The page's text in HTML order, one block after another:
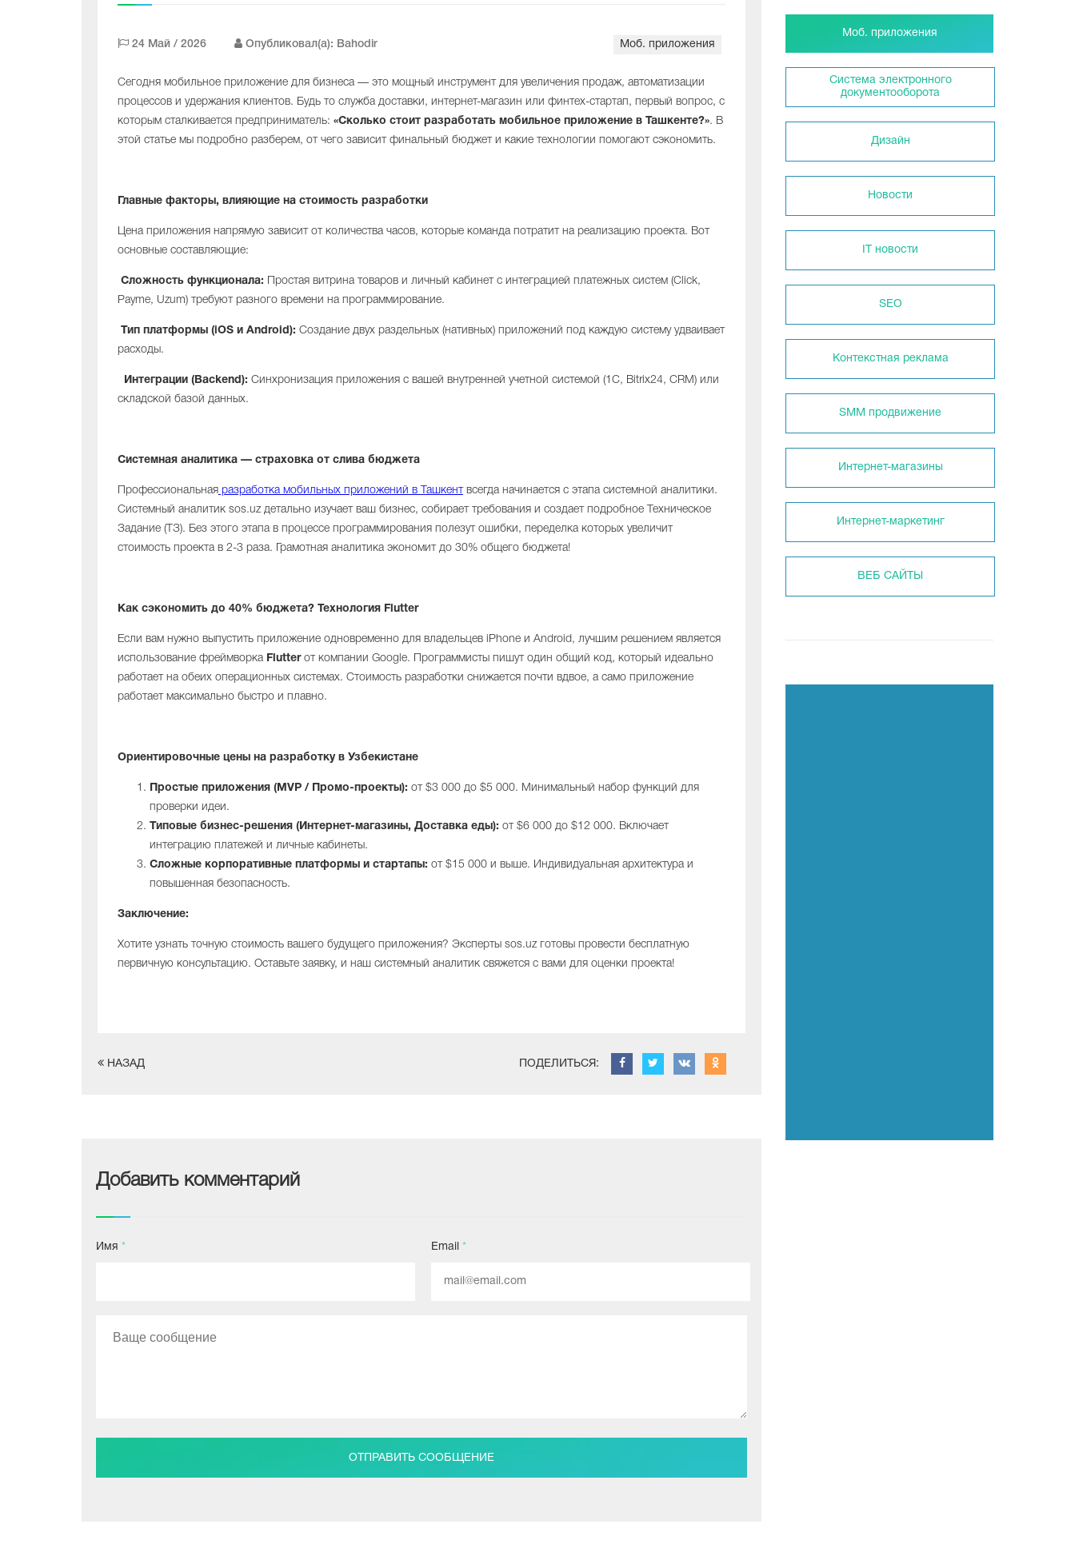
24 Май / 2026 Опубликовал(а): Bahodir Моб. приложения
Сегодня мобильное приложение для бизнеса — это мощный инструмент для увеличения продаж, автоматизации
процессов и удержания клиентов. Будь то служба доставки, интернет-магазин или финтех-стартап, первый вопрос, с
которым сталкивается предприниматель: «Сколько стоит разработать мобильное приложение в Ташкенте?». В
этой статье мы подробно разберем, от чего зависит финальный бюджет и какие технологии помогают сэкономить.
Главные факторы, влияющие на стоимость разработки
Цена приложения напрямую зависит от количества часов, которые команда потратит на реализацию проекта. Вот
основные составляющие:
Сложность функционала: Простая витрина товаров и личный кабинет с интеграцией платежных систем (Click,
Payme, Uzum) требуют разного времени на программирование.
Тип платформы (iOS и Android): Создание двух раздельных (нативных) приложений под каждую систему удваивает
расходы.
Интеграции (Backend): Синхронизация приложения с вашей внутренней учетной системой (1С, Bitrix24, CRM) или
складской базой данных.
Системная аналитика — страховка от слива бюджета
Профессиональная разработка мобильных приложений в Ташкентвсегда начинается с этапа системной аналитики.
Системный аналитик sos.uz детально изучает ваш бизнес, собирает требования и создает подробное Техническое
Задание (ТЗ). Без этого этапа в процессе программирования полезут ошибки, переделка которых увеличит
стоимость проекта в 2-3 раза. Грамотная аналитика экономит до 30% общего бюджета!
Как сэкономить до 40% бюджета? Технология Flutter
Если вам нужно выпустить приложение одновременно для владельцев iPhone и Android, лучшим решением является
использование фреймворка Flutterот компании Google. Программисты пишут один общий код, который идеально
работает на обеих операционных системах. Стоимость разработки снижается почти вдвое, а само приложение
работает максимально быстро и плавно.
Ориентировочные цены на разработку в Узбекистане
Простые приложения (MVP / Промо-проекты): от $3 000 до $5 000. Минимальный набор функций для
проверки идеи.
Типовые бизнес-решения (Интернет-магазины, Доставка еды): от $6 000 до $12 000. Включает
интеграцию платежей и личные кабинеты.
Сложные корпоративные платформы и стартапы: от $15 000 и выше. Индивидуальная архитектура и
повышенная безопасность.
Заключение:
Хотите узнать точную стоимость вашего будущего приложения? Эксперты sos.uz готовы провести бесплатную
первичную консультацию. Оставьте заявку, и наш системный аналитик свяжется с вами для оценки проекта!
НАЗАД ПОДЕЛИТЬСЯ:
Добавить комментарий
Имя * Email *
ОТПРАВИТЬ СООБЩЕНИЕ
Моб. приложения
Система электронного
документооборота
Дизайн
Новости
IT новости
SEO
Контекстная реклама
SMM продвижение
Интернет-магазины
Интернет-маркетинг
ВЕБ САЙТЫ